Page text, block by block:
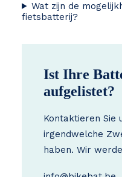
Wat zijn de
fietsbatterij?
Ist Ihre
aufgelistet?
Kontaktieren Sie
irgendwelche
haben. Wir